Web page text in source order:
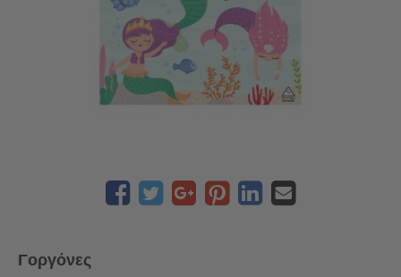
Γοργόνες